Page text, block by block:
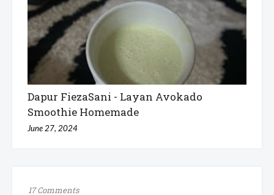
Dapur FiezaSani - Layan Avokado
Smoothie Homemade
June 27, 2024
17 Comments